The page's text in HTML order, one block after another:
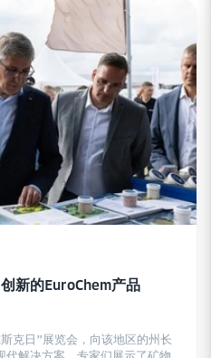
新的EuroChem产品
克日”展览会，向该地区的州长